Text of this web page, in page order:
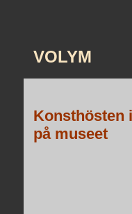
VOLYM
Konsthösten
på museet